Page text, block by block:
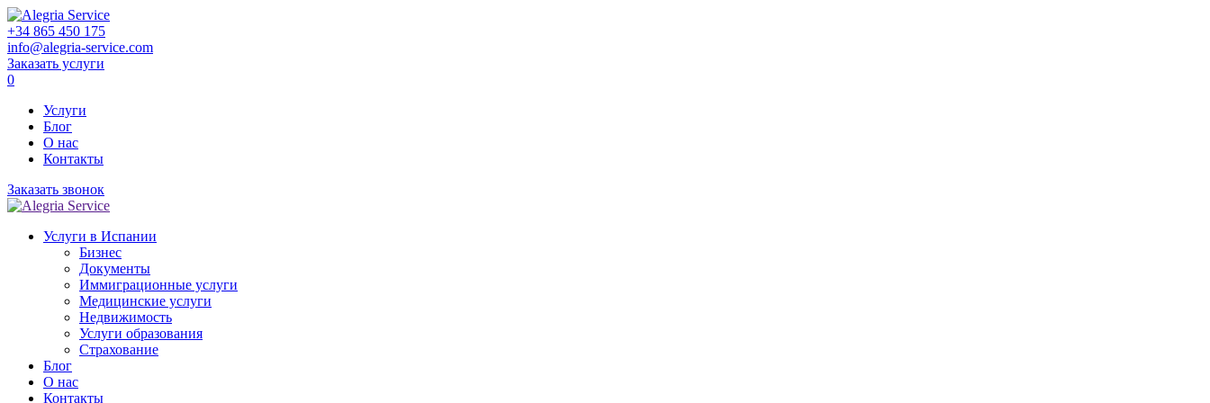
+34 865 450 175
info@alegria-service.com
Заказать услуги
0
Услуги
Блог
О нас
Контакты
Заказать звонок
Услуги в Испании
Бизнес
Документы
Иммиграционные услуги
Медицинские услуги
Недвижимость
Услуги образования
Страхование
Блог
О нас
Контакты